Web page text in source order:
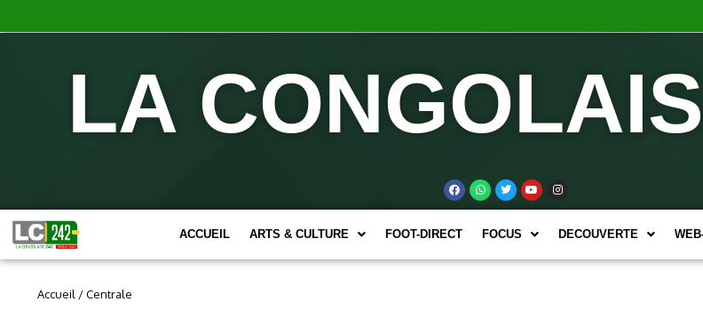
LA
ACCUEIL ARTS & CULTURE FOOT-DIRECT FOCUS DECOUVERTE
Accueil /Centrale